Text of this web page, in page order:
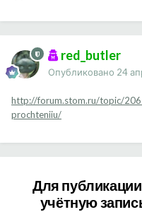
red_butler
Опубликовано 24
http://forum.stom.ru/topic/
prochteniiu/
Для
учётную